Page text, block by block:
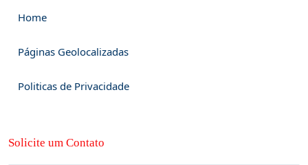
Home
Páginas Geolocalizadas
Politicas de Privacidade
Solicite um Contato